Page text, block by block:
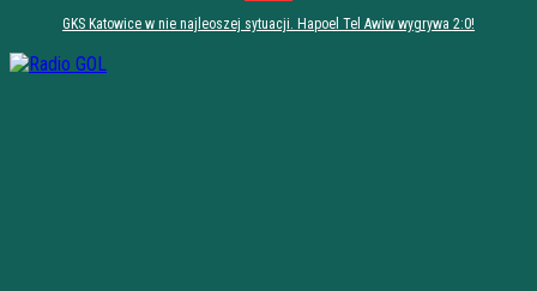
GKS Katowice w nie najleoszej sytuacji. Hapoel Tel Awiw wygrywa 2:0!